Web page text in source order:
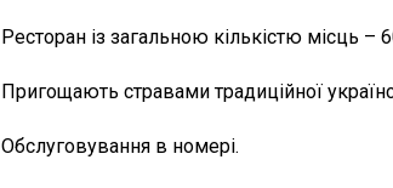
Ресторан із загальною кількістю місць –
Пригощають стравами традиційної
Обслуговування в номері.